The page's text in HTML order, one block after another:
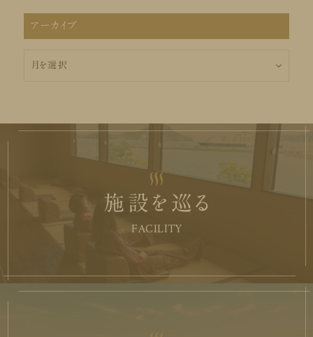
アーカイブ
ー
施設を巡る
FACILITY